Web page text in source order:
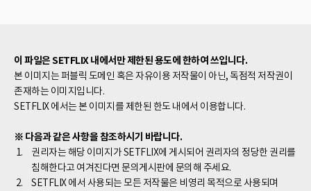
이 파일은 SETFLIX 내에서만 제한된 용도에 한하여 쓰입니다.
본 이미지는 퍼블릭 도메인 혹은 자유이용 저작물이 아닌, 독점적 저작권이
존재하는 이미지입니다.
SETFLIX 에서는 본 이미지를 제한된 한도 내에서 이용합니다.
※ 다음과 같은 사항을 참조하시기 바랍니다.
권리자는 해당 이미지가 SETFLIX에 게시되어 권리자의 정당한 권리를
침해한다고 여겨진다면 문의게시판에 문의해 주세요.